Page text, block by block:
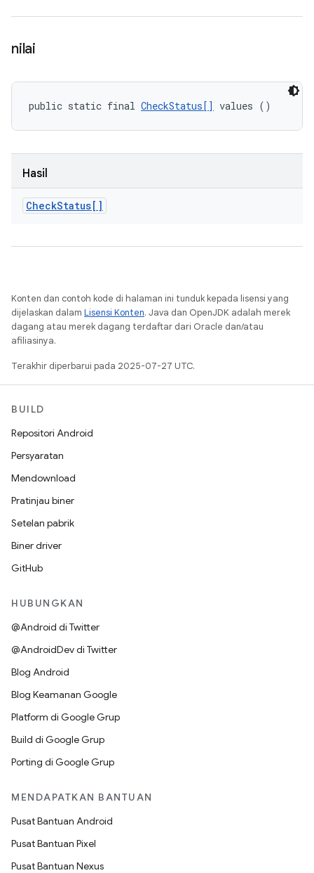
nilai
public static final CheckStatus[] values ()
Hasil
CheckStatus[]
Konten dan contoh kode di halaman ini tunduk kepada lisensi yang
dijelaskan dalam Lisensi Konten. Java dan OpenJDK adalah merek
dagang atau merek dagang terdaftar dari Oracle dan/atau
afiliasinya.
Terakhir diperbarui pada 2025-07-27 UTC.
BUILD
Repositori Android
Persyaratan
Mendownload
Pratinjau biner
Setelan pabrik
Biner driver
GitHub
HUBUNGKAN
@Android di Twitter
@AndroidDev di Twitter
Blog Android
Blog Keamanan Google
Platform di Google Grup
Build di Google Grup
Porting di Google Grup
MENDAPATKAN BANTUAN
Pusat Bantuan Android
Pusat Bantuan Pixel
Pusat Bantuan Nexus